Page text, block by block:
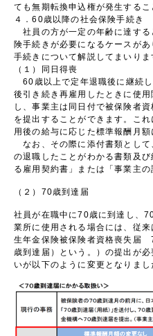
ても無期転換申込権が発生するこ
４．60歳以降の社会保険手続き
社員の方が一定の年齢に達する
険手続きが必要になるケースが
手続きについて解説してまいりま
（１）同日得喪
60歳以上で定年退職後に継続
後引き続き再雇用したときに使
し、事業主は同日付で被保険者
を提出することができます。こ
用後の給与に応じた標準報酬月額
なお、その際に添付書類として
の退職したことがわかる書類及
る雇用契約書」または「事業主の
（２）70歳到達届
社員が在職中に70歳に到達し、
業所に使用される場合には、従
生年金保険被保険者資格喪失届
歳到達届）という。）の提出が
いが以下のように変更となりまし